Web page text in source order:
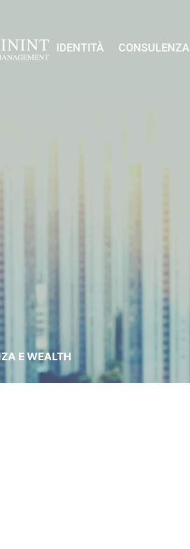
IDENTITÀ CONSULENZA
E WEALTH